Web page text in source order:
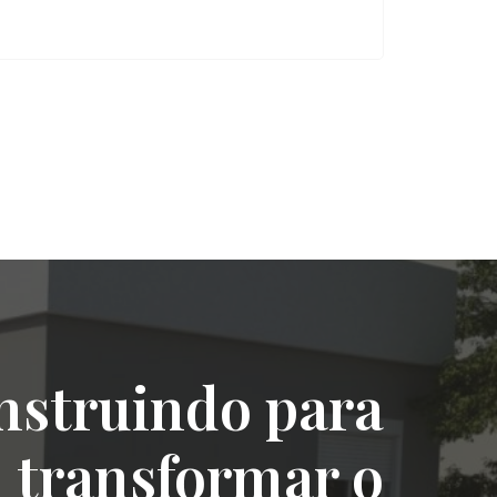
para
transformar o